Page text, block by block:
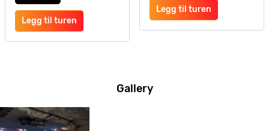
Legg til turen
Legg til turen
Gallery